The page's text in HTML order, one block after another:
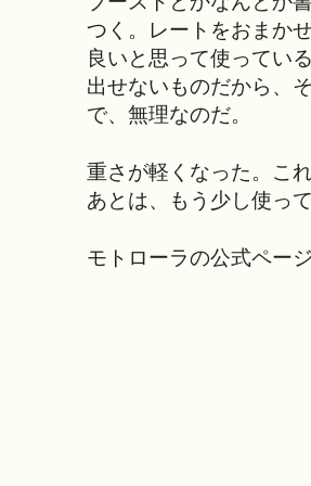
つく。レートをおまか
良いと思って使ってい
出せないものだから、
で、無理なのだ。
重さが軽くなった。これ
あとは、もう少し使っ
モトローラの公式ページ